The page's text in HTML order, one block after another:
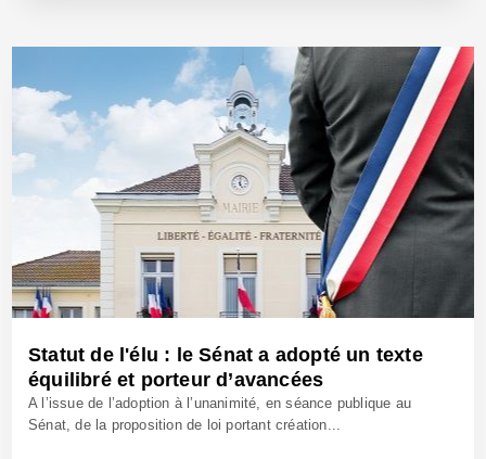
5 Nov 2025 - Réf: BW42849
Statut de l'élu : le Sénat a adopté un texte
équilibré et porteur d’avancées
A l’issue de l’adoption à l’unanimité, en séance publique au
Sénat, de la proposition de loi portant création...